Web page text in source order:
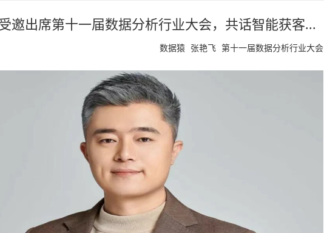
邀出席第十一届数据分析行业大会，共话智能获客...
数据猿 张艳飞 第十一届数据分析行业大会